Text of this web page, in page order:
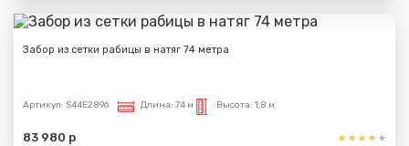
Забор из сетки рабицы в натяг 74 метра
Артикул: S44E2896 Длина: 74 м Высота: 1,8 м
83 980 р